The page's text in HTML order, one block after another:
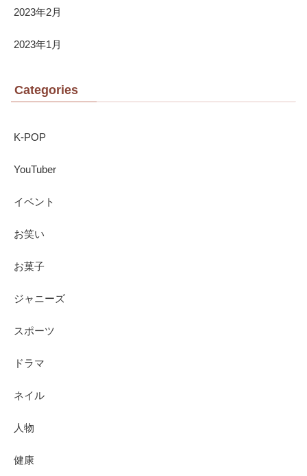
2023年2月
2023年1月
Categories
K-POP
YouTuber
イベント
お笑い
お菓子
ジャニーズ
スポーツ
ドラマ
ネイル
人物
健康